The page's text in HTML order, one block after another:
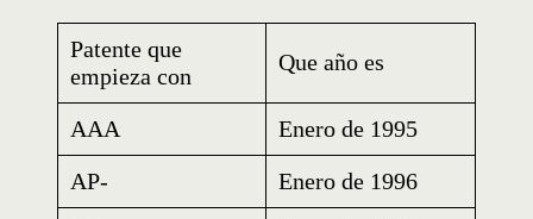
Patente que
empieza con
Que año es
AAA
Enero de 1995
AP-
Enero de 1996